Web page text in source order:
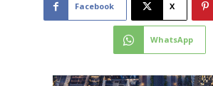
Facebook X
WhatsApp